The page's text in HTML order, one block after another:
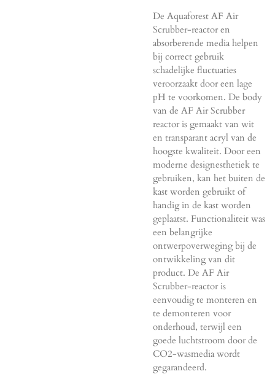
De Aquaforest AF Air
Scrubber-reactor en
absorberende media helpen
bij correct gebruik
schadelijke fluctuaties
veroorzaakt door een lage
pH te voorkomen. De body
van de AF Air Scrubber
reactor is gemaakt van wit
en transparant acryl van de
hoogste kwaliteit. Door een
moderne designesthetiek te
gebruiken, kan het buiten de
kast worden gebruikt of
handig in de kast worden
geplaatst. Functionaliteit was
een belangrijke
ontwerpoverweging bij de
ontwikkeling van dit
product. De AF Air
Scrubber-reactor is
eenvoudig te monteren en
te demonteren voor
onderhoud, terwijl een
goede luchtstroom door de
CO2-wasmedia wordt
gegarandeerd.